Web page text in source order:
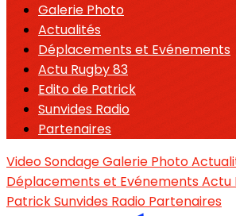
Galerie Photo
Actualités
Déplacements et Evénements
Actu Rugby 83
Edito de Patrick
Sunvides Radio
Partenaires
VideoSondageGalerie Photo
Déplacements et EvénementsActu
PatrickSunvides Radio Partenaires